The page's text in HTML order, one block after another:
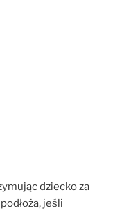
dziecko za
jeśli